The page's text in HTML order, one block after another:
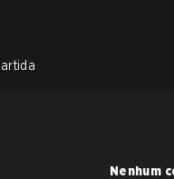
Nenhum